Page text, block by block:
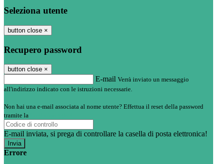
Seleziona utente
button close ×
Recupero password
button close ×
E-mail Verrà inviato un messaggio
all'indirizzo indicato con le istruzioni necessarie.
Non hai una e-mail associata al nome utente? Effettua il reset della password
tramite la
E-mail inviata, si prega di controllare la casella di posta elettronica!
Errore